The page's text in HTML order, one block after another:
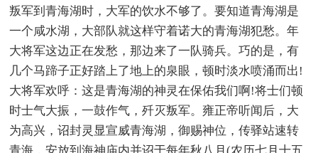
叛军到青海湖时，大军的饮水不够了。要知道青海湖是
一个咸水湖，大部队就这样守着诺大的青海湖犯愁。年
大将军这边正在发愁，那边来了一队骑兵。巧的是，有
几个马蹄子正好踏上了地上的泉眼，顿时淡水喷涌而出!
大将军欢呼：这是青海湖的神灵在保佑我们啊!将士们顿
时士气大振，一鼓作气，歼灭叛军。雍正帝听闻后，大
为高兴，诏封灵显宣威青海湖，御赐神位，传驿站速转